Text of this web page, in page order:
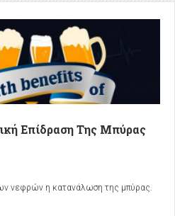
Επίδραση Της Μπύρας
νεφρών η κατανάλωση της μπύρας.